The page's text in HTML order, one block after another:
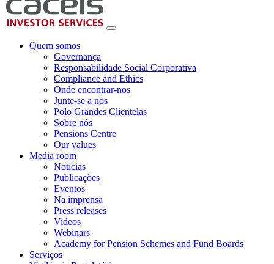
Quem somos
Governança
Responsabilidade Social Corporativa
Compliance and Ethics
Onde encontrar-nos
Junte-se a nós
Polo Grandes Clientelas
Sobre nós
Pensions Centre
Our values
Media room
Notícias
Publicações
Eventos
Na imprensa
Press releases
Videos
Webinars
Academy for Pension Schemes and Fund Boards
Serviços